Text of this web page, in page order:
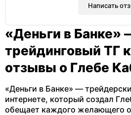
Написать
«Деньги в Банке»
трейдинговый ТГ
отзывы о Глебе
«Деньги в Банке» —
интернете, который создал
обещает каждого желающего